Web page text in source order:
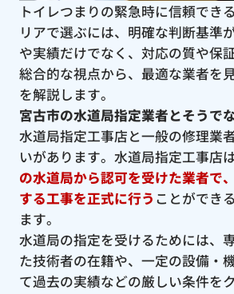
トイレつまりの緊急時に信頼でき
リアで選ぶには、明確な判断基準
や実績だけでなく、対応の質や保
総合的な視点から、最適な業者を
を解説します。
宮古市の水道局指定業者とそうで
水道局指定工事店と一般の修理業
いがあります。水道局指定工事店は
の水道局から認可を受けた業者で
する工事を正式に行う ことができ
ます。
水道局の指定を受けるためには、
た技術者の在籍や、一定の設備・
て過去の実績などの厳しい条件を